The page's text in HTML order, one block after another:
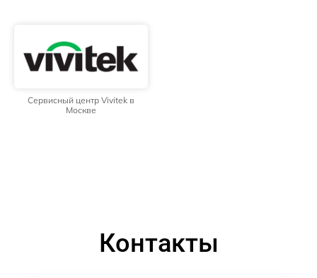
Сервисный центр Vivitek в
Москве
Контакты